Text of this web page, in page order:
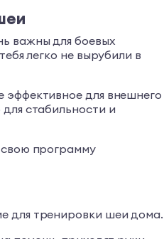
важны для боевых
легко не вырубили в
для внешнего
стабильности и
свою программу
для тренировки шеи дома.